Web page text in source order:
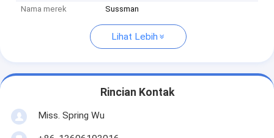
Nama merek Sussman
Lihat Lebih
Rincian Kontak
Miss. Spring Wu